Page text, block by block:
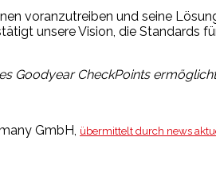
voranzutreiben und seine
unsere Vision, die Standards
Goodyear CheckPoints
GmbH, übermittelt durch news